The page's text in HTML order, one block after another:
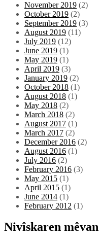
November 2019 (2)
October 2019 (2)
September 2019 (3)
August 2019 (11)
July 2019 (12)
June 2019 (1)
May 2019 (1)
April 2019 (3)
January 2019 (2)
October 2018 (1)
August 2018 (1)
May 2018 (2)
March 2018 (2)
August 2017 (1)
March 2017 (2)
December 2016 (2)
August 2016 (1)
July 2016 (2)
February 2016 (3)
May 2015 (1)
April 2015 (1)
June 2014 (1)
February 2012 (1)
Nivîskaren mêvan